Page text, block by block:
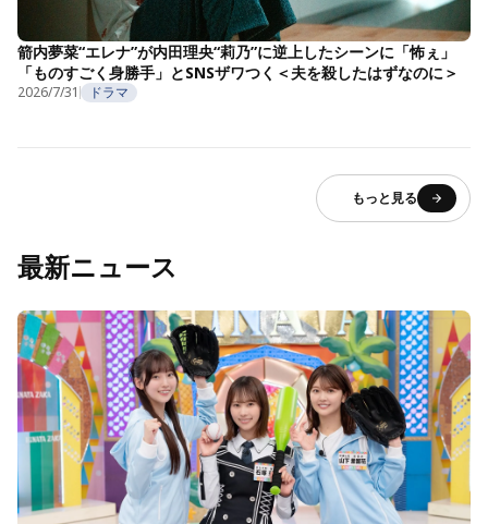
箭内夢菜“エレナ”が内田理央“莉乃”に逆上したシーンに「怖ぇ」
「ものすごく身勝手」とSNSザワつく＜夫を殺したはずなのに＞
2026/7/31 ドラマ
もっと見る
最新ニュース